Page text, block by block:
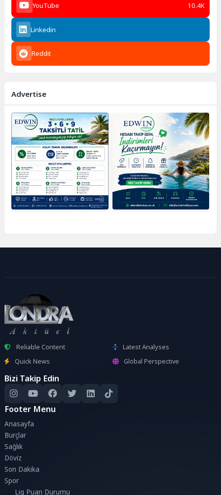
YouTube 10.4K
Linkedin
Reddit
Advertise
Reliable Content
Latest Analyses
Quick News
Global Perspective
Bizi Takip Edin
Footer Menu
Anasayfa
Burçlar
Sağlık
Döviz
Son Dakika
Spor
Lig Puan Durumu